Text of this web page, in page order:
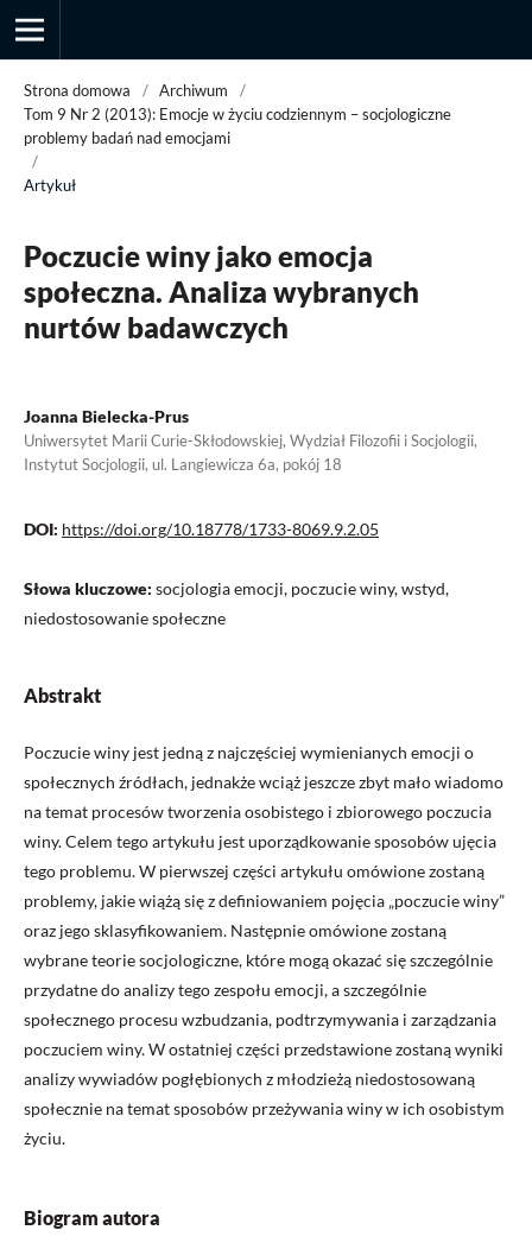
Strona domowa / Archiwum
/
Tom 9 Nr 2 (2013): Emocje w życiu codziennym – socjologiczne
problemy badań nad emocjami
/
Artykuł
Poczucie winy jako emocja
społeczna. Analiza wybranych
nurtów badawczych
Joanna Bielecka-Prus
Uniwersytet Marii Curie-Skłodowskiej, Wydział Filozofii i Socjologii,
Instytut Socjologii, ul. Langiewicza 6a, pokój 18
DOI: https://doi.org/10.18778/1733-8069.9.2.05
Słowa kluczowe: socjologia emocji, poczucie winy, wstyd,
niedostosowanie społeczne
Abstrakt
Poczucie winy jest jedną z najczęściej wymienianych emocji o
społecznych źródłach, jednakże wciąż jeszcze zbyt mało wiadomo
na temat procesów tworzenia osobistego i zbiorowego poczucia
winy. Celem tego artykułu jest uporządkowanie sposobów ujęcia
tego problemu. W pierwszej części artykułu omówione zostaną
problemy, jakie wiążą się z definiowaniem pojęcia „poczucie winy”
oraz jego sklasyfikowaniem. Następnie omówione zostaną
wybrane teorie socjologiczne, które mogą okazać się szczególnie
przydatne do analizy tego zespołu emocji, a szczególnie
społecznego procesu wzbudzania, podtrzymywania i zarządzania
poczuciem winy. W ostatniej części przedstawione zostaną wyniki
analizy wywiadów pogłębionych z młodzieżą niedostosowaną
społecznie na temat sposobów przeżywania winy w ich osobistym
życiu.
Biogram autora